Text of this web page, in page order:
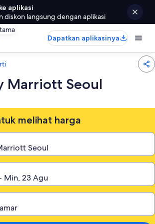
aplikasi
diskon langsung dengan aplikasi
Dapatkan aplikasinya
Marriott Seoul
melihat harga